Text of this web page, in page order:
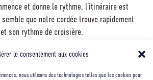
le consentement aux cookies
nous utilisons des technologies telles que les cookies pour
et donne le rythme, l’itinéraire est
que notre cordée trouve rapidement
son rythme de croisière.
ses ressauts. Le lever du jour est
correct, que demander de plus?